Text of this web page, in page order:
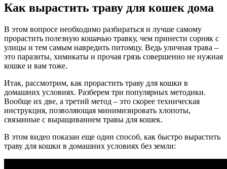
Как вырастить траву для кошек дома
В этом вопросе необходимо разбираться и лучше самому
прорастить полезную кошачью травку, чем принести сорняк с
улицы и тем самым навредить питомцу. Ведь уличная трава –
это паразиты, химикаты и прочая грязь совершенно не нужная
кошке и вам тоже.
Итак, рассмотрим, как прорастить траву для кошки в
домашних условиях. Разберем три популярных методики.
Вообще их две, а третий метод – это скорее техническая
инструкция, позволяющая минимизировать хлопоты,
связанные с выращиванием травы для кошек.
В этом видео показан еще один способ, как быстро вырастить
траву для кошки в домашних условиях без земли: